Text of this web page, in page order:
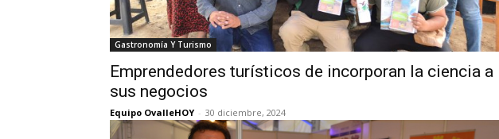
Gastronomía Y Turismo
Emprendedores turísticos de incorporan la ciencia a
sus negocios
Equipo OvalleHOY - 30 diciembre, 2024